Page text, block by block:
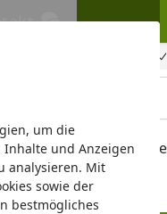
um die
und Anzeigen
analysieren. Mit
sowie der
bestmögliches
Vordach